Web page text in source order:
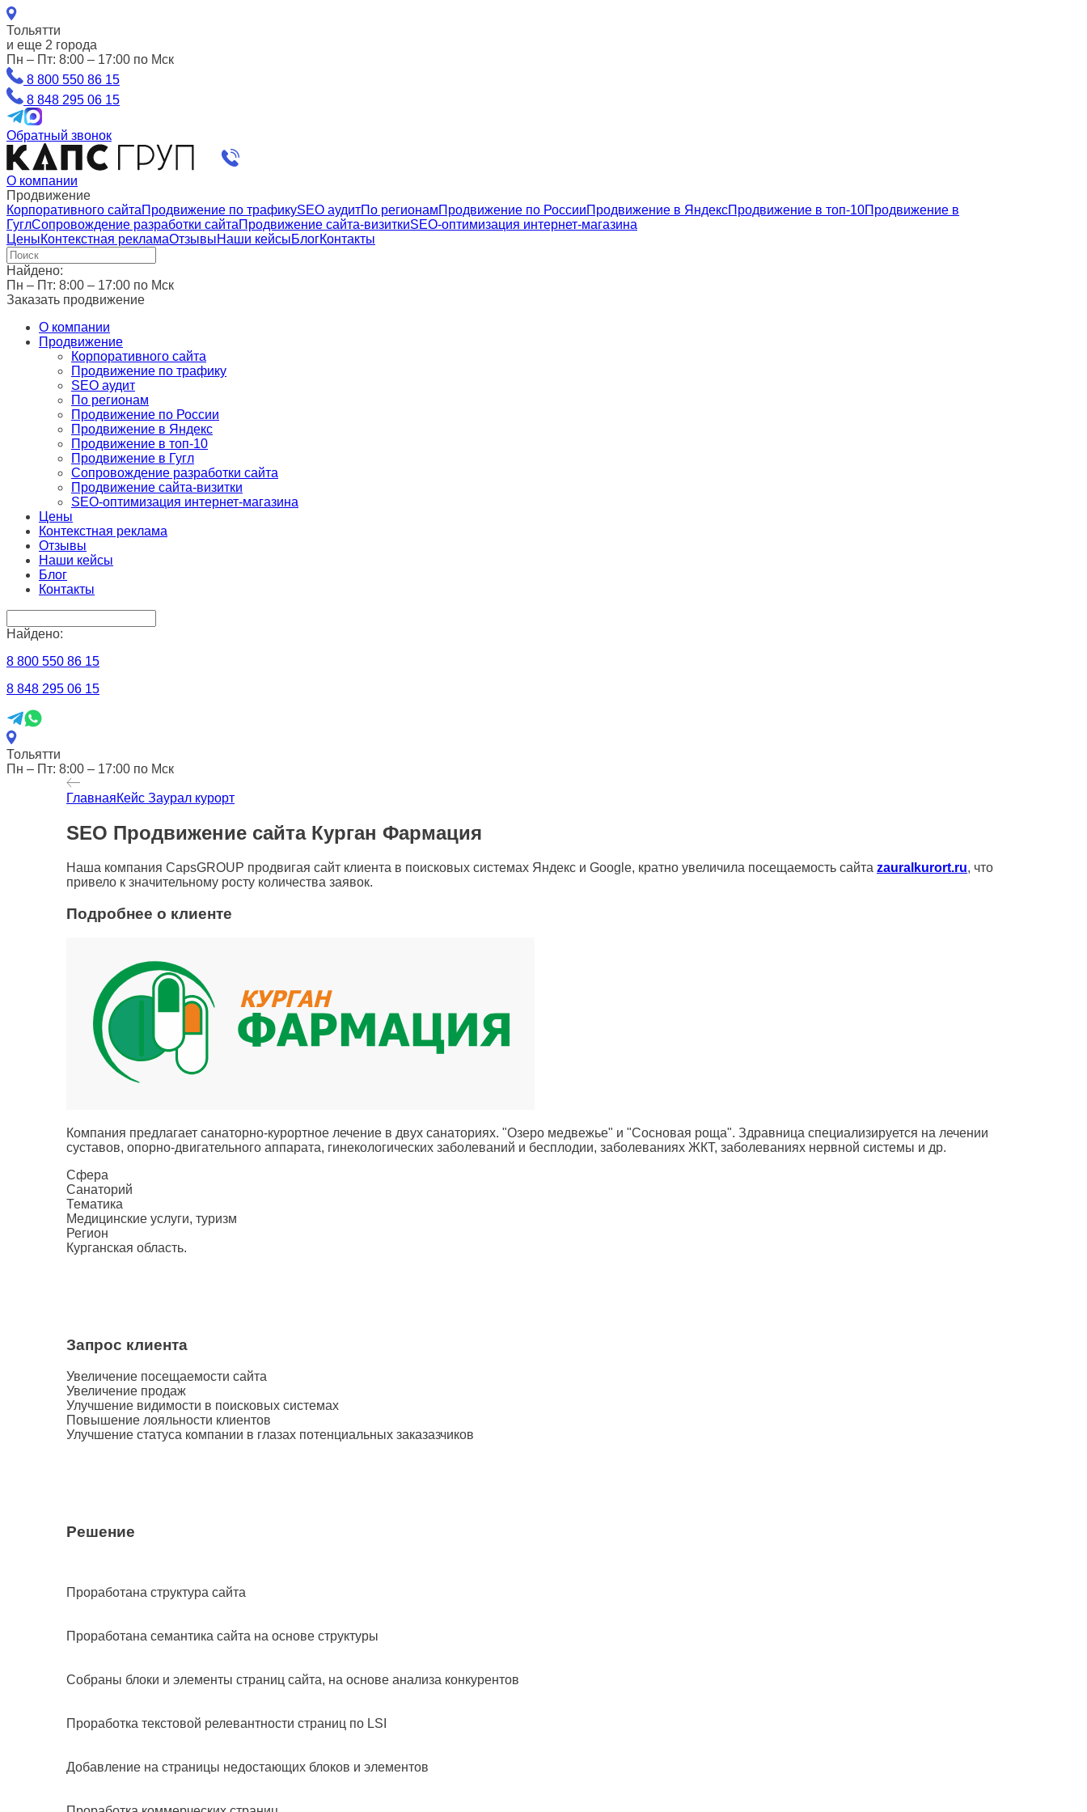
Тольятти
и еще 2 города
Пн – Пт: 8:00 – 17:00 по Мск
8 800 550 86 15
8 848 295 06 15
Обратный звонок
О компании
Продвижение
Корпоративного сайтаПродвижение по трафикуSEO аудитПо регионамПродвижение по РоссииПродвижение в ЯндексПродвижение в топ-10Продвижение в
ГуглСопровождение разработки сайтаПродвижение сайта-визиткиSEO-оптимизация интернет-магазина
ЦеныКонтекстная рекламаОтзывыНаши кейсыБлогКонтакты
Найдено:
Пн – Пт: 8:00 – 17:00 по Мск
Заказать продвижение
О компании
Продвижение
Корпоративного сайта
Продвижение по трафику
SEO аудит
По регионам
Продвижение по России
Продвижение в Яндекс
Продвижение в топ-10
Продвижение в Гугл
Сопровождение разработки сайта
Продвижение сайта-визитки
SEO-оптимизация интернет-магазина
Цены
Контекстная реклама
Отзывы
Наши кейсы
Блог
Контакты
Найдено:
8 800 550 86 15
8 848 295 06 15
Тольятти
Пн – Пт: 8:00 – 17:00 по Мск
ГлавнаяКейс Заурал курорт
SEO Продвижение сайта Курган Фармация
Наша компания CapsGROUP продвигая сайт клиента в поисковых системах Яндекс и Google, кратно увеличила посещаемость сайта zauralkurort.ru, что
привело к значительному росту количества заявок.
Подробнее о клиенте
Компания предлагает санаторно-курортное лечение в двух санаториях. "Озеро медвежье" и "Сосновая роща". Здравница специализируется на лечении
суставов, опорно-двигательного аппарата, гинекологических заболеваний и бесплодии, заболеваниях ЖКТ, заболеваниях нервной системы и др.
Сфера
Санаторий
Тематика
Медицинские услуги, туризм
Регион
Курганская область.
Запрос клиента
Увеличение посещаемости сайта
Увеличение продаж
Улучшение видимости в поисковых системах
Повышение лояльности клиентов
Улучшение статуса компании в глазах потенциальных заказазчиков
Решение
Проработана структура сайта
Проработана семантика сайта на основе структуры
Собраны блоки и элементы страниц сайта, на основе анализа конкурентов
Проработка текстовой релевантности страниц по LSI
Добавление на страницы недостающих блоков и элементов